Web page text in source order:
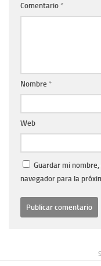
Comentario *
Nombre *
Web
Guardar mi
navegador para la